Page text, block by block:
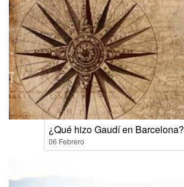
¿Qué hizo Gaudí en Barcelona?
06 Febrero